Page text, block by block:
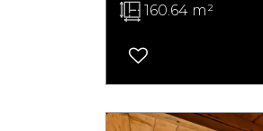
160.64 m²